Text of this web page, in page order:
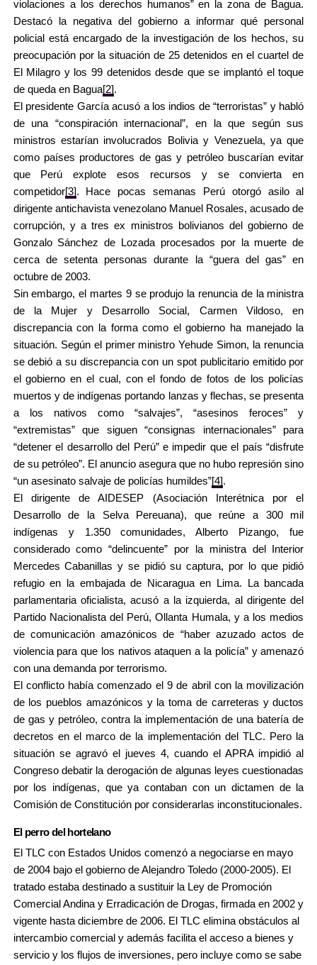
violaciones a los derechos humanos” en la zona de Bagua.
Destacó la negativa del gobierno a informar qué personal
policial está encargado de la investigación de los hechos, su
preocupación por la situación de 25 detenidos en el cuartel de
El Milagro y los 99 detenidos desde que se implantó el toque
de queda en Bagua[2].
El presidente García acusó a los indios de “terroristas” y habló
de una “conspiración internacional”, en la que según sus
ministros estarían involucrados Bolivia y Venezuela, ya que
como países productores de gas y petróleo buscarían evitar
que Perú explote esos recursos y se convierta en
competidor[3]. Hace pocas semanas Perú otorgó asilo al
dirigente antichavista venezolano Manuel Rosales, acusado de
corrupción, y a tres ex ministros bolivianos del gobierno de
Gonzalo Sánchez de Lozada procesados por la muerte de
cerca de setenta personas durante la “guera del gas” en
octubre de 2003.
Sin embargo, el martes 9 se produjo la renuncia de la ministra
de la Mujer y Desarrollo Social, Carmen Vildoso, en
discrepancia con la forma como el gobierno ha manejado la
situación. Según el primer ministro Yehude Simon, la renuncia
se debió a su discrepancia con un spot publicitario emitido por
el gobierno en el cual, con el fondo de fotos de los policías
muertos y de indígenas portando lanzas y flechas, se presenta
a los nativos como “salvajes”, “asesinos feroces” y
“extremistas” que siguen “consignas internacionales” para
“detener el desarrollo del Perú” e impedir que el país “disfrute
de su petróleo”. El anuncio asegura que no hubo represión sino
“un asesinato salvaje de policías humildes”[4].
El dirigente de AIDESEP (Asociación Interétnica por el
Desarrollo de la Selva Pereuana), que reúne a 300 mil
indígenas y 1.350 comunidades, Alberto Pizango, fue
considerado como “delincuente” por la ministra del Interior
Mercedes Cabanillas y se pidió su captura, por lo que pidió
refugio en la embajada de Nicaragua en Lima. La bancada
parlamentaria oficialista, acusó a la izquierda, al dirigente del
Partido Nacionalista del Perú, Ollanta Humala, y a los medios
de comunicación amazónicos de “haber azuzado actos de
violencia para que los nativos ataquen a la policía” y amenazó
con una demanda por terrorismo.
El conflicto había comenzado el 9 de abril con la movilización
de los pueblos amazónicos y la toma de carreteras y ductos
de gas y petróleo, contra la implementación de una batería de
decretos en el marco de la implementación del TLC. Pero la
situación se agravó el jueves 4, cuando el APRA impidió al
Congreso debatir la derogación de algunas leyes cuestionadas
por los indígenas, que ya contaban con un dictamen de la
Comisión de Constitución por considerarlas inconstitucionales.
El perro del hortelano
El TLC con Estados Unidos comenzó a negociarse en mayo
de 2004 bajo el gobierno de Alejandro Toledo (2000-2005). El
tratado estaba destinado a sustituir la Ley de Promoción
Comercial Andina y Erradicación de Drogas, firmada en 2002 y
vigente hasta diciembre de 2006. El TLC elimina obstáculos al
intercambio comercial y además facilita el acceso a bienes y
servicio y los flujos de inversiones, pero incluye como se sabe